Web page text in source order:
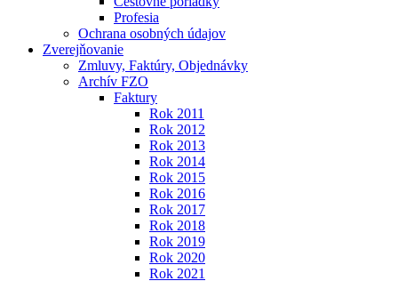
Profesia
Ochrana osobných údajov
Zverejňovanie
Zmluvy, Faktúry, Objednávky
Archív FZO
Faktury
Rok 2011
Rok 2012
Rok 2013
Rok 2014
Rok 2015
Rok 2016
Rok 2017
Rok 2018
Rok 2019
Rok 2020
Rok 2021